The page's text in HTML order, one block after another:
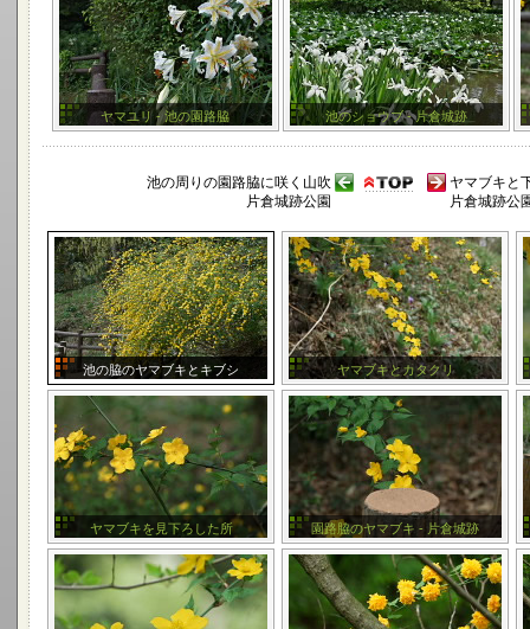
ヤマユリ - 池の園路脇 池のショウブ - 片倉城跡
池の周りの園路脇に咲く山吹
片倉城跡公園
ヤマブキと
片倉城跡公
池の脇のヤマブキとキブシ ヤマブキとカタクリ
ヤマブキを見下ろした所 園路脇のヤマブキ - 片倉城跡